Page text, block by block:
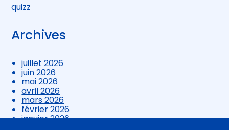
quizz
Archives
juillet 2026
juin 2026
mai 2026
avril 2026
mars 2026
février 2026
janvier 2026